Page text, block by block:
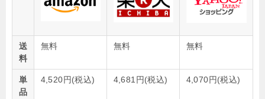
送
料
無料 無料 無料
単
品
4,520円(税込) 4,681円(税込) 4,070円(税込)